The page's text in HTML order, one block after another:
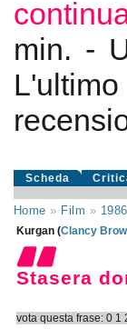
min. -
Scheda
Home » Film » 1986
Kurgan (Clancy
Stasera
vota questa frase: 0 1